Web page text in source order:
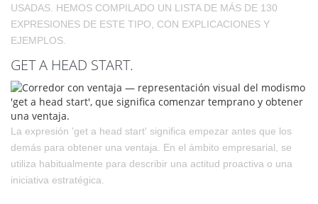
USADAS. HEMOS COMPILADO UN LISTA DE MÁS DE 130
EXPRESIONES DE ESTE TIPO, CON EXPLICACIONES Y
EJEMPLOS.
GET A HEAD START.
La expresión 'get a head start' significa empezar antes que los
demás para obtener una ventaja. En el ámbito empresarial, se
utiliza habitualmente para describir una actitud proactiva o una
iniciativa estratégica.